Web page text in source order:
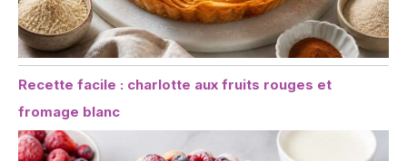
Recette facile : charlotte aux fruits rouges et
fromage blanc